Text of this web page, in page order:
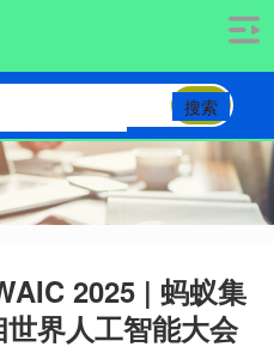
搜索
2025 | 蚂蚁集
界人工智能大会